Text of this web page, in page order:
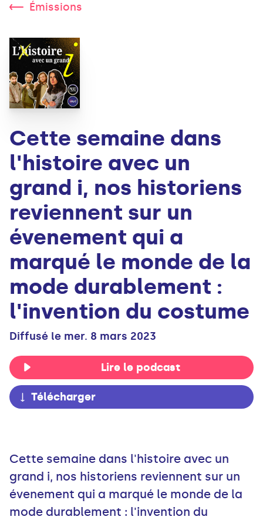
Émissions
Cette semaine dans
l'histoire avec un
grand i, nos historiens
reviennent sur un
évenement qui a
marqué le monde de la
mode durablement :
l'invention du costume
Diffusé le mer. 8 mars 2023
Lire le podcast
Télécharger
Cette semaine dans l'histoire avec un
grand i, nos historiens reviennent sur un
évenement qui a marqué le monde de la
mode durablement : l'invention du